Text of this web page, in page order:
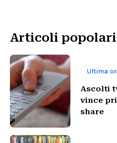
Articoli popolari
Ultima
Ascolti
vince
share